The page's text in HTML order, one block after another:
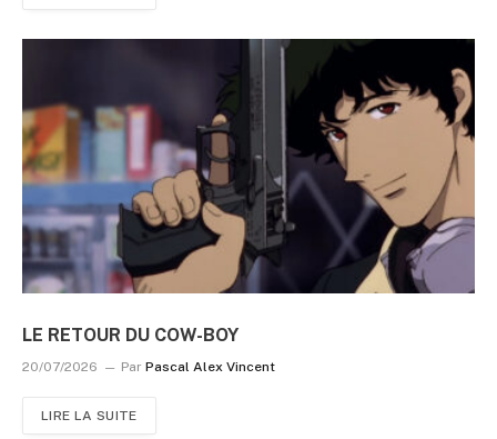
LE RETOUR DU COW-BOY
20/07/2026 Par Pascal Alex Vincent
LIRE LA SUITE